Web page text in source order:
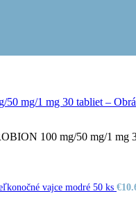
Čaje
Obuv
Už viac ako 60
100 mg/50 mg/1 mg
vajce modré 50 ks €